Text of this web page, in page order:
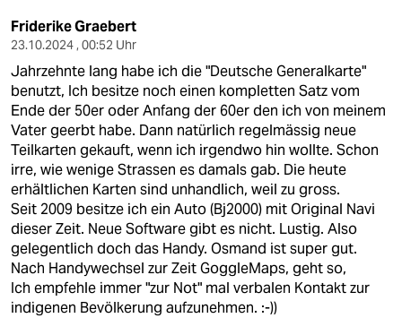
Friderike Graebert
23.10.2024 , 00:52 Uhr
Jahrzehnte lang habe ich die "Deutsche Generalkarte"
benutzt, Ich besitze noch einen kompletten Satz vom
Ende der 50er oder Anfang der 60er den ich von meinem
Vater geerbt habe. Dann natürlich regelmässig neue
Teilkarten gekauft, wenn ich irgendwo hin wollte. Schon
irre, wie wenige Strassen es damals gab. Die heute
erhältlichen Karten sind unhandlich, weil zu gross.
Seit 2009 besitze ich ein Auto (Bj2000) mit Original Navi
dieser Zeit. Neue Software gibt es nicht. Lustig. Also
gelegentlich doch das Handy. Osmand ist super gut.
Nach Handywechsel zur Zeit GoggleMaps, geht so,
Ich empfehle immer "zur Not" mal verbalen Kontakt zur
indigenen Bevölkerung aufzunehmen. :-))